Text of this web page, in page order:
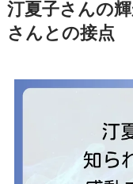
汀夏子さんの
さんとの接点